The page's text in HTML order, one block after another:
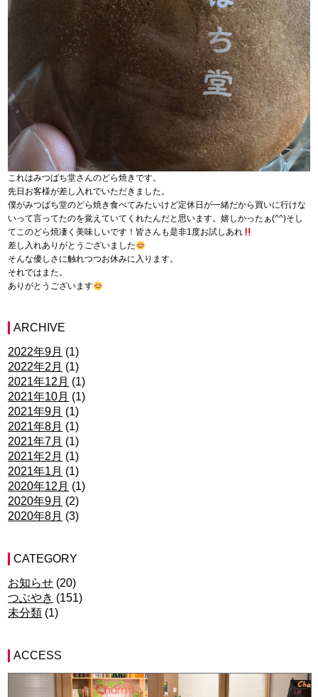
これはみつばち堂さんのどら焼きです。
先日お客様が差し入れでいただきました。
僕がみつばち堂のどら焼き食べてみたいけど定休日が一緒だから買いに行けな
いって言ってたのを覚えていてくれたんだと思います。嬉しかったぁ(^^)そし
てこのどら焼凄く美味しいです！皆さんも是非1度お試しあれ
差し入れありがとうございました
そんな優しさに触れつつお休みに入ります。
それではまた。
ありがとうございます
ARCHIVE
2022年9月 (1)
2022年2月 (1)
2021年12月 (1)
2021年10月 (1)
2021年9月 (1)
2021年8月 (1)
2021年7月 (1)
2021年2月 (1)
2021年1月 (1)
2020年12月 (1)
2020年9月 (2)
2020年8月 (3)
CATEGORY
お知らせ (20)
つぶやき (151)
未分類 (1)
ACCESS